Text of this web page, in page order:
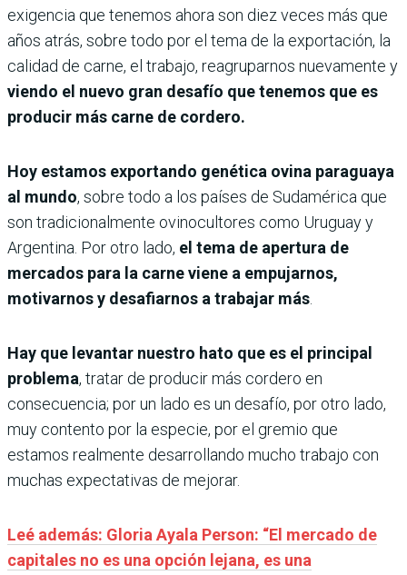
exigencia que tenemos ahora son diez veces más que
años atrás, sobre todo por el tema de la exportación, la
calidad de carne, el trabajo, reagruparnos nuevamente y
viendo el nuevo gran desafío que tenemos que es
producir más carne de cordero.
Hoy estamos exportando genética ovina paraguaya
al mundo, sobre todo a los países de Sudamérica que
son tradicionalmente ovinocultores como Uruguay y
Argentina. Por otro lado, el tema de apertura de
mercados para la carne viene a empujarnos,
motivarnos y desafiarnos a trabajar más
Hay que levantar nuestro hato que es el principal
problema, tratar de producir más cordero en
consecuencia; por un lado es un desafío, por otro lado,
muy contento por la especie, por el gremio que
estamos realmente desarrollando mucho trabajo con
muchas expectativas de mejorar.
Leé además: Gloria Ayala Person: “El mercado de
capitales no es una opción lejana, es una